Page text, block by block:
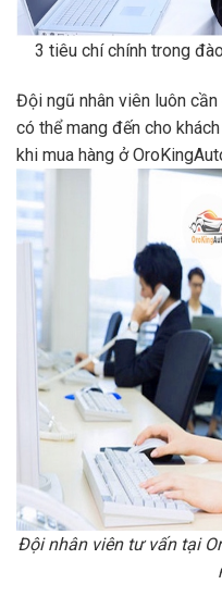
3 tiêu chí chính trong
Đội ngũ nhân viên luôn
có thể mang đến cho
khi mua hàng ở
Đội nhân viên tư vấn tại